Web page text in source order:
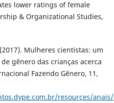
lower ratings of female
& Organizational Studies,
Mulheres cientistas: um
gênero das crianças acerca
Fazendo Gênero, 11,
resources/